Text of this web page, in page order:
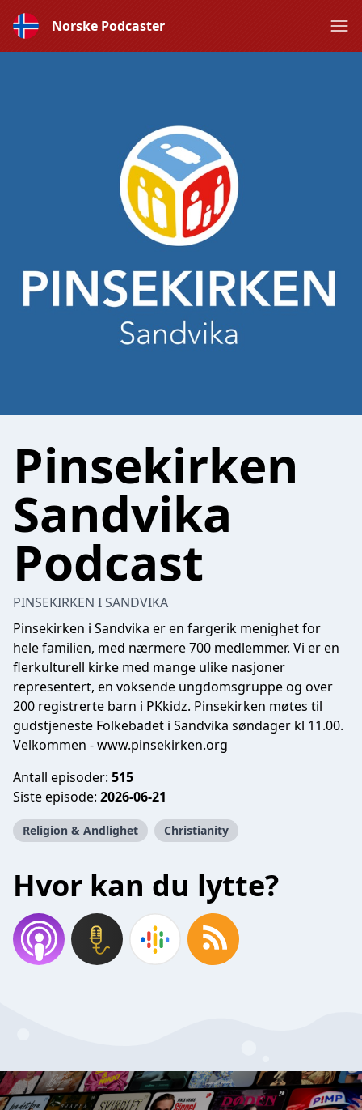
Norske Podcaster
Pinsekirken
Sandvika
Podcast
PINSEKIRKEN I SANDVIKA
Pinsekirken i Sandvika er en fargerik menighet for
hele familien, med nærmere 700 medlemmer. Vi er en
flerkulturell kirke med mange ulike nasjoner
representert, en voksende ungdomsgruppe og over
200 registrerte barn i PKkidz. Pinsekirken møtes til
gudstjeneste Folkebadet i Sandvika søndager kl 11.00.
Velkommen - www.pinsekirken.org
Antall episoder: 515
Siste episode: 2026-06-21
Religion & Andlighet Christianity
Hvor kan du lytte?